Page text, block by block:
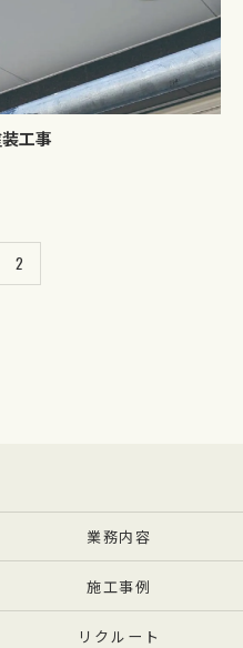
工事
2
業務内容
施工事例
リクルート